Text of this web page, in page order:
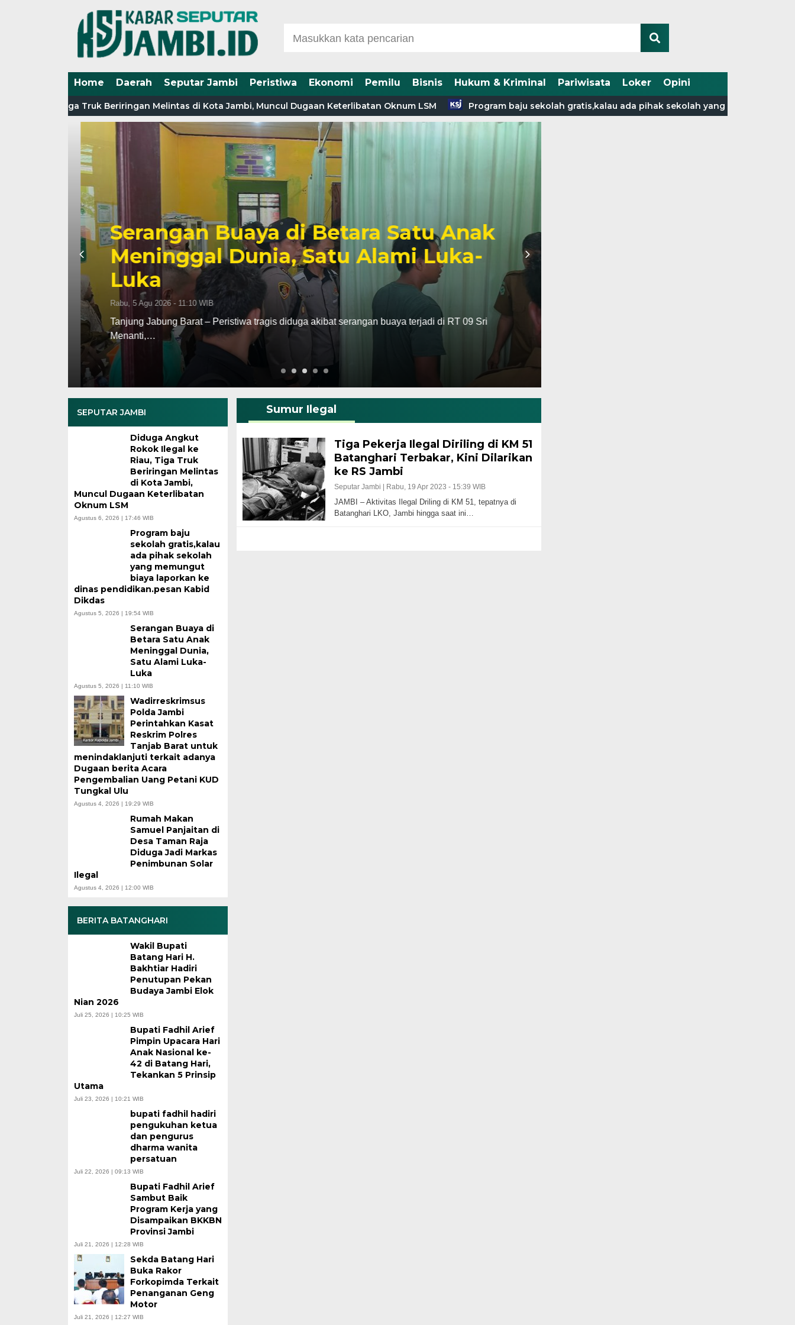
Home Daerah Seputar Jambi Peristiwa Ekonomi Pemilu Bisnis Hukum & Kriminal Pariwisata Loker Opini
Riau, Tiga Truk Beriringan Melintas di Kota Jambi, Muncul Dugaan Keterlibatan Oknum LSM Program baju sekolah gratis,kalau ada pihak sekolah yang memungut biaya
Serangan Buaya di Betara Satu Anak
Meninggal Dunia, Satu Alami Luka-
Luka
Rabu, 5 Agu 2026 - 11:10 WIB
Tanjung Jabung Barat – Peristiwa tragis diduga akibat serangan buaya terjadi di RT 09 Sri
Menanti,…
SEPUTAR JAMBI
Diduga Angkut
Rokok Ilegal ke
Riau, Tiga Truk
Beriringan Melintas
di Kota Jambi,
Muncul Dugaan Keterlibatan
Oknum LSM
Agustus 6, 2026 | 17:46 WIB
Program baju
sekolah gratis,kalau
ada pihak sekolah
yang memungut
biaya laporkan ke
dinas pendidikan.pesan Kabid
Dikdas
Agustus 5, 2026 | 19:54 WIB
Serangan Buaya di
Betara Satu Anak
Meninggal Dunia,
Satu Alami Luka-
Luka
Agustus 5, 2026 | 11:10 WIB
Wadirreskrimsus
Polda Jambi
Perintahkan Kasat
Reskrim Polres
Tanjab Barat untuk
menindaklanjuti terkait adanya
Dugaan berita Acara
Pengembalian Uang Petani KUD
Tungkal Ulu
Agustus 4, 2026 | 19:29 WIB
Rumah Makan
Samuel Panjaitan di
Desa Taman Raja
Diduga Jadi Markas
Penimbunan Solar
Ilegal
Agustus 4, 2026 | 12:00 WIB
BERITA BATANGHARI
Wakil Bupati
Batang Hari H.
Bakhtiar Hadiri
Penutupan Pekan
Budaya Jambi Elok
Nian 2026
Juli 25, 2026 | 10:25 WIB
Bupati Fadhil Arief
Pimpin Upacara Hari
Anak Nasional ke-
42 di Batang Hari,
Tekankan 5 Prinsip
Utama
Juli 23, 2026 | 10:21 WIB
bupati fadhil hadiri
pengukuhan ketua
dan pengurus
dharma wanita
persatuan
Juli 22, 2026 | 09:13 WIB
Bupati Fadhil Arief
Sambut Baik
Program Kerja yang
Disampaikan BKKBN
Provinsi Jambi
Juli 21, 2026 | 12:28 WIB
Sekda Batang Hari
Buka Rakor
Forkopimda Terkait
Penanganan Geng
Motor
Juli 21, 2026 | 12:27 WIB
Sumur Ilegal
Tiga Pekerja Ilegal Diriling di KM 51
Batanghari Terbakar, Kini Dilarikan
ke RS Jambi
Seputar Jambi | Rabu, 19 Apr 2023 - 15:39 WIB
JAMBI – Aktivitas Ilegal Driling di KM 51, tepatnya di
Batanghari LKO, Jambi hingga saat ini…